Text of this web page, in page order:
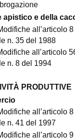
apistico e della
all’articolo
n. 35 del 1988
all’articolo
n. 8 del 1994
PRODUTTIVE
all’articolo
n. 41 del 1997
all’articolo